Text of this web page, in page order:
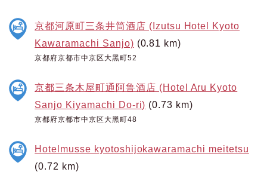
京都河原町三条井筒酒店 (Izutsu Hotel Kyoto
Kawaramachi Sanjo) (0.81 km)
京都府京都市中京区大黑町52
京都三条木屋町通阿鲁酒店 (Hotel Aru Kyoto
Sanjo Kiyamachi Do-ri) (0.73 km)
京都府京都市中京区大黑町48
Hotelmusse kyotoshijokawaramachi meitetsu
(0.72 km)